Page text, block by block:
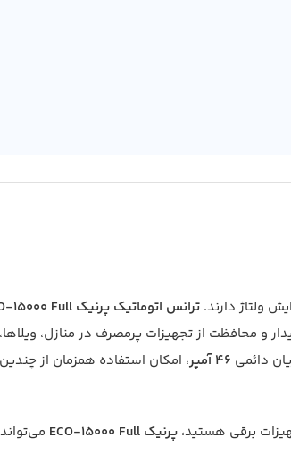
ولتاژ دارند. ترانس اتوماتیک پرنیک ECO-15000 Full
و محافظت از تجهیزات پرمصرف در منازل،
دائمی 46 آمپر
، امکان استفاده همزمان از
برقی هستید، پرنیک ECO-15000 Full